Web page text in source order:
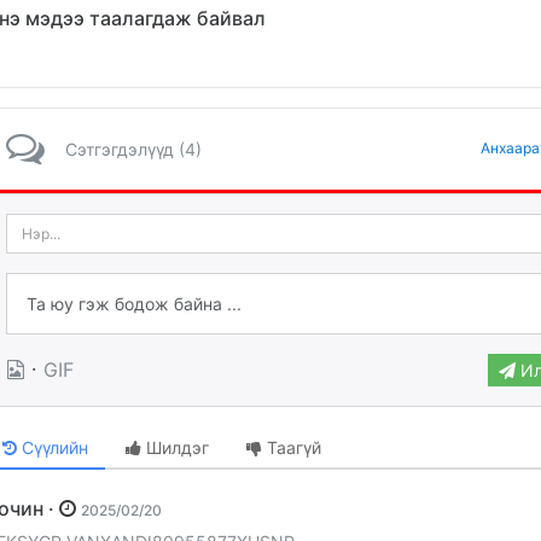
мэдээ таалагдаж байвал
Сэтгэгдэлүүд (4)
· GIF
Сүүлийн Шилдэг Таагүй
Зочин · 2025/02/20